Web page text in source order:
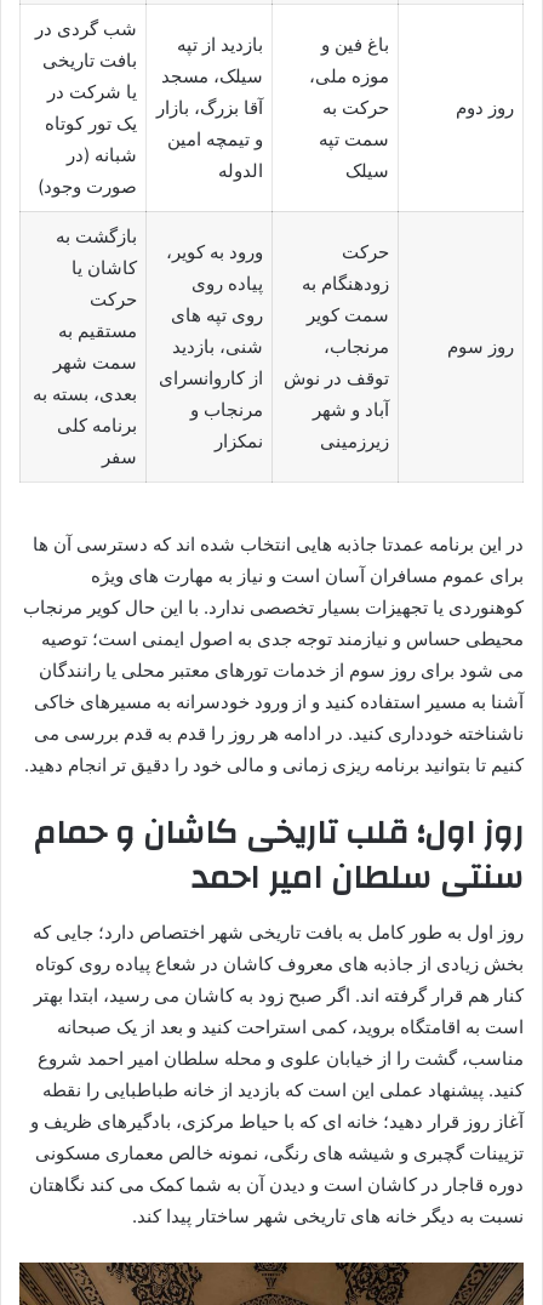
روز دوم
باغ فین و
موزه ملی،
حرکت به
سمت تپه
سیلک
بازدید از تپه
سیلک، مسجد
آقا بزرگ، بازار
و تیمچه امین
الدوله
شب گردی در
بافت تاریخی
یا شرکت در
یک تور کوتاه
شبانه (در
صورت وجود)
روز سوم
حرکت
زودهنگام به
سمت کویر
مرنجاب،
توقف در نوش
آباد و شهر
زیرزمینی
ورود به کویر،
پیاده روی
روی تپه های
شنی، بازدید
از کاروانسرای
مرنجاب و
نمکزار
بازگشت به
کاشان یا
حرکت
مستقیم به
سمت شهر
بعدی، بسته به
برنامه کلی
سفر
در این برنامه عمدتا جاذبه هایی انتخاب شده اند که دسترسی آن ها
برای عموم مسافران آسان است و نیاز به مهارت های ویژه
کوهنوردی یا تجهیزات بسیار تخصصی ندارد. با این حال کویر مرنجاب
محیطی حساس و نیازمند توجه جدی به اصول ایمنی است؛ توصیه
می شود برای روز سوم از خدمات تورهای معتبر محلی یا رانندگان
آشنا به مسیر استفاده کنید و از ورود خودسرانه به مسیرهای خاکی
ناشناخته خودداری کنید. در ادامه هر روز را قدم به قدم بررسی می
کنیم تا بتوانید برنامه ریزی زمانی و مالی خود را دقیق تر انجام دهید.
روز اول؛ قلب تاریخی کاشان و حمام
سنتی سلطان امیر احمد
روز اول به طور کامل به بافت تاریخی شهر اختصاص دارد؛ جایی که
بخش زیادی از جاذبه های معروف کاشان در شعاع پیاده روی کوتاه
کنار هم قرار گرفته اند. اگر صبح زود به کاشان می رسید، ابتدا بهتر
است به اقامتگاه بروید، کمی استراحت کنید و بعد از یک صبحانه
مناسب، گشت را از خیابان علوی و محله سلطان امیر احمد شروع
کنید. پیشنهاد عملی این است که بازدید از خانه طباطبایی را نقطه
آغاز روز قرار دهید؛ خانه ای که با حیاط مرکزی، بادگیرهای ظریف و
تزیینات گچبری و شیشه های رنگی، نمونه خالص معماری مسکونی
دوره قاجار در کاشان است و دیدن آن به شما کمک می کند نگاهتان
نسبت به دیگر خانه های تاریخی شهر ساختار پیدا کند.